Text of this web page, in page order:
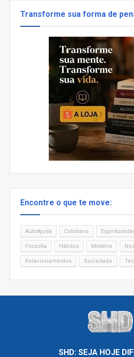
Transforme sua forma de
Encontre o que te move:
AutoAjuda Cotidiano
Filosofia Hábitos Mistério
Relacionamentos Sociedade
SHD: SEJA HOJE